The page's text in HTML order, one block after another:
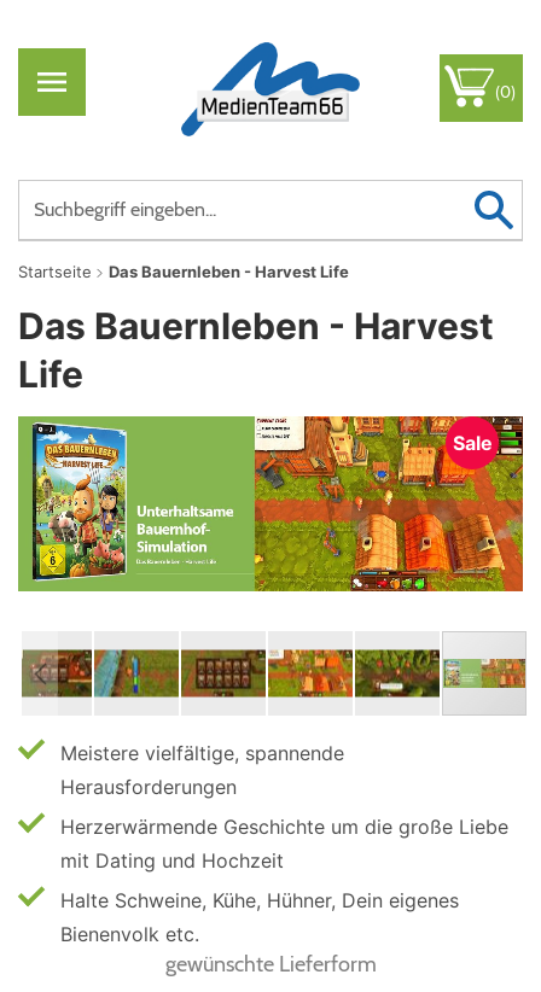
(0)
Startseite Das Bauernleben - Harvest Life
Das Bauernleben - Harvest
Life
Meistere vielfältige, spannende
Herausforderungen
Herzerwärmende Geschichte um die große Liebe
mit Dating und Hochzeit
Halte Schweine, Kühe, Hühner, Dein eigenes
Bienenvolk etc.
gewünschte Lieferform
Sale